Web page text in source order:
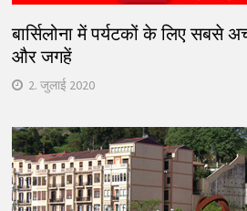
बार्सिलोना में पर्यटकों के लिए सबसे
और जगहें
2. जुलाई 2020